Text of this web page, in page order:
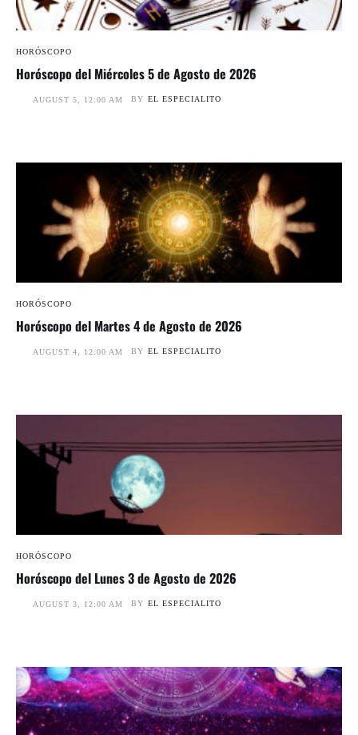
HORÓSCOPO
Horóscopo del Miércoles 5 de Agosto de 2026
AUGUST 5, 12:00 AM BY EL ESPECIALITO
HORÓSCOPO
Horóscopo del Martes 4 de Agosto de 2026
AUGUST 4, 12:00 AM BY EL ESPECIALITO
HORÓSCOPO
Horóscopo del Lunes 3 de Agosto de 2026
AUGUST 3, 12:00 AM BY EL ESPECIALITO